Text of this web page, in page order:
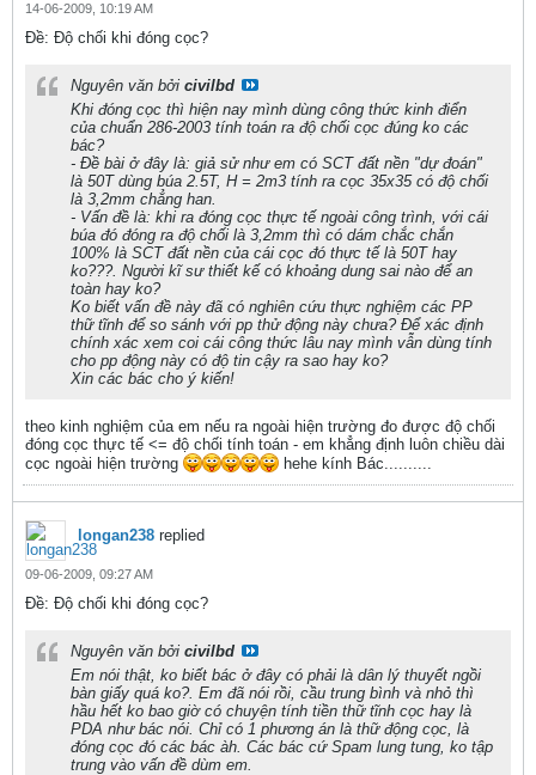
14-06-2009, 10:19 AM
Ðề: Độ chối khi đóng cọc?
Nguyên văn bởi civilbd
Khi đóng cọc thì hiện nay mình dùng công thức kinh điển
của chuẩn 286-2003 tính toán ra độ chối cọc đúng ko các
bác?
- Đề bài ở đây là: giả sử như em có SCT đất nền "dự đoán"
là 50T dùng búa 2.5T, H = 2m3 tính ra cọc 35x35 có độ chối
là 3,2mm chẳng han.
- Vấn đề là: khi ra đóng cọc thực tế ngoài công trình, với cái
búa đó đóng ra độ chối là 3,2mm thì có dám chắc chắn
100% là SCT đất nền của cái cọc đó thực tế là 50T hay
ko???. Người kĩ sư thiết kế có khoảng dung sai nào để an
toàn hay ko?
Ko biết vấn đề này đã có nghiên cứu thực nghiệm các PP
thữ tĩnh để so sánh với pp thử động này chưa? Để xác định
chính xác xem coi cái công thức lâu nay mình vẫn dùng tính
cho pp động này có độ tin cậy ra sao hay ko?
Xin các bác cho ý kiến!
theo kinh nghiệm của em nếu ra ngoài hiện trường đo được độ chối
đóng cọc thực tế <= độ chối tính toán - em khẳng định luôn chiều dài
cọc ngoài hiện trường
hehe kính Bác..........
longan238 replied
09-06-2009, 09:27 AM
Ðề: Độ chối khi đóng cọc?
Nguyên văn bởi civilbd
Em nói thật, ko biết bác ở đây có phải là dân lý thuyết ngồi
bàn giấy quá ko?. Em đã nói rồi, cầu trung bình và nhỏ thì
hầu hết ko bao giờ có chuyện tính tiền thữ tĩnh cọc hay là
PDA như bác nói. Chỉ có 1 phương án là thữ động cọc, là
đóng cọc đó các bác àh. Các bác cứ Spam lung tung, ko tập
trung vào vấn đề dùm em.